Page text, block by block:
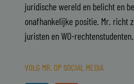
juridische wereld en belicht en
onafhankelijke positie. Mr. richt
juristen en WO-rechtenstudenten.
VOLG MR. OP SOCIAL MEDIA